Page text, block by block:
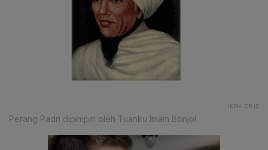
IKPNI.OR.ID
Perang Padri dipimpin oleh Tuanku Imam Bonjol